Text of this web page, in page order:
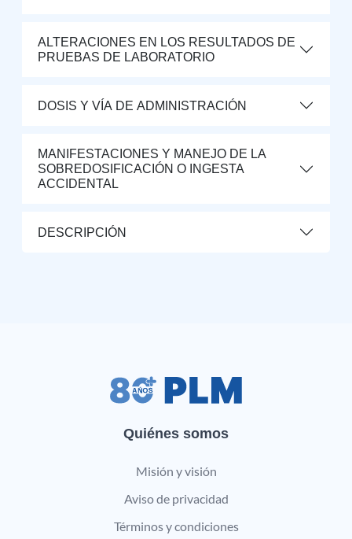
ALTERACIONES EN LOS RESULTADOS DE
PRUEBAS DE LABORATORIO
DOSIS Y VÍA DE ADMINISTRACIÓN
MANIFESTACIONES Y MANEJO DE LA
SOBREDOSIFICACIÓN O INGESTA
ACCIDENTAL
DESCRIPCIÓN
Quiénes somos
Misión y visión
Aviso de privacidad
Términos y condiciones